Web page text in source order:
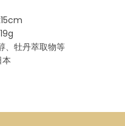
、牡丹萃取物等
本